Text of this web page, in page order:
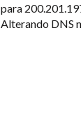
para
Alterando DNS